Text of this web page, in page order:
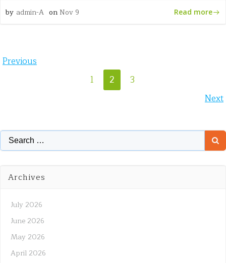
by admin-A on Nov 9 Read more
Posts
navigation
Previous
Page
1 Page
2 Page
3
navigation
Next
Search
for:
Archives
July 2026
June 2026
May 2026
April 2026